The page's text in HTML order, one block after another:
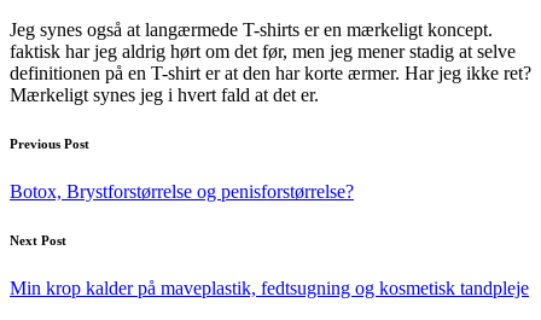
Jeg synes også at langærmede T-shirts er en mærkeligt koncept.
faktisk har jeg aldrig hørt om det før, men jeg mener stadig at selve
definitionen på en T-shirt er at den har korte ærmer. Har jeg ikke ret?
Mærkeligt synes jeg i hvert fald at det er.
Post
navigation
Previous Post
Botox, Brystforstørrelse og penisforstørrelse?
Next Post
Min krop kalder på maveplastik, fedtsugning og kosmetisk tandpleje